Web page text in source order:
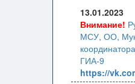
13.01.2023
Внимание!
МСУ, ОО,
ГИА-9
https://